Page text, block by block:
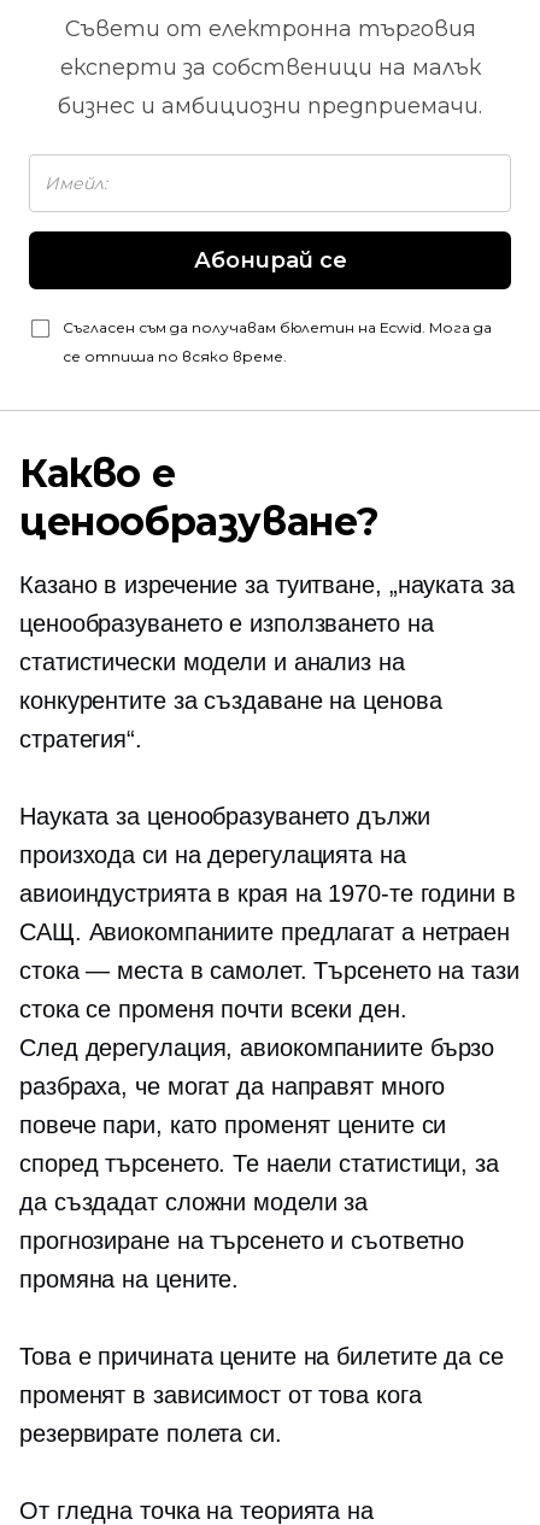
Съвети от електронна търговия
експерти за собственици на малък
бизнес и амбициозни предприемачи.
Абонирай се
Съгласен съм да получавам бюлетин на Ecwid. Мога да
се отпиша по всяко време.
Какво е
ценообразуване?
Казано в изречение за туитване, „науката за
ценообразуването е използването на
статистически модели и анализ на
конкурентите за създаване на ценова
стратегия“.
Науката за ценообразуването дължи
произхода си на дерегулацията на
авиоиндустрията в края на 1970-те години в
САЩ. Авиокомпаниите предлагат a нетраен
стока — места в самолет. Търсенето на тази
стока се променя почти всеки ден.
След дерегулация, авиокомпаниите бързо
разбраха, че могат да направят много
повече пари, като променят цените си
според търсенето. Те наели статистици, за
да създадат сложни модели за
прогнозиране на търсенето и съответно
промяна на цените.
Това е причината цените на билетите да се
променят в зависимост от това кога
резервирате полета си.
От гледна точка на теорията на